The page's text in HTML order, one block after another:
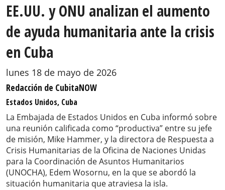
EE.UU. y ONU analizan el aumento
de ayuda humanitaria ante la crisis
en Cuba
lunes 18 de mayo de 2026
Redacción de CubitaNOW
Estados Unidos, Cuba
La Embajada de Estados Unidos en Cuba informó sobre
una reunión calificada como “productiva” entre su jefe
de misión, Mike Hammer, y la directora de Respuesta a
Crisis Humanitarias de la Oficina de Naciones Unidas
para la Coordinación de Asuntos Humanitarios
(UNOCHA), Edem Wosornu, en la que se abordó la
situación humanitaria que atraviesa la isla.